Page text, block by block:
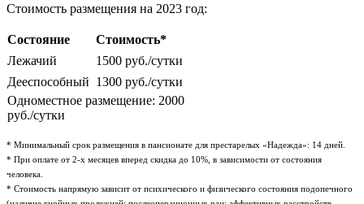
Стоимость размещения на 2023 год:
Состояние
Стоимость*
Лежачий
1500 руб./сутки
Дееспособный 1300 руб./сутки
Одноместное размещение: 2000
руб./сутки
* Минимальный срок размещения в пансионате для престарелых «Надежда»: 14 дней.
* При оплате от 2-х месяцев вперед скидка до 10%, в зависимости от состояния
человека.
* Стоимость напрямую зависит от психического и физического состояния подопечного